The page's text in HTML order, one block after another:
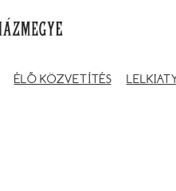
ÉLŐ KÖZVETÍTÉS